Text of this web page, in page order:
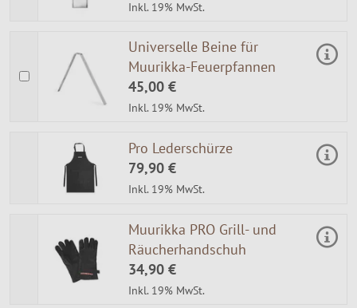
Inkl. 19% MwSt.
Universelle Beine für
Muurikka-Feuerpfannen
45,00 €
Inkl. 19% MwSt.
Pro Lederschürze
79,90 €
Inkl. 19% MwSt.
Muurikka PRO Grill- und
Räucherhandschuh
34,90 €
Inkl. 19% MwSt.